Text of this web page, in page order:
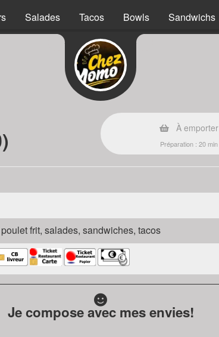
Salades Tacos Bowls Sandwichs
À emporter
Préparation : 20 min
frit, salades, sandwiches, tacos
Je compose avec mes envies!